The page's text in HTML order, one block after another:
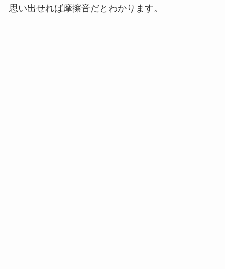
思い出せれば摩擦音だとわかります。